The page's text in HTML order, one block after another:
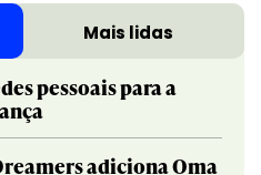
Mais lidas
pessoais para a
adiciona Oma